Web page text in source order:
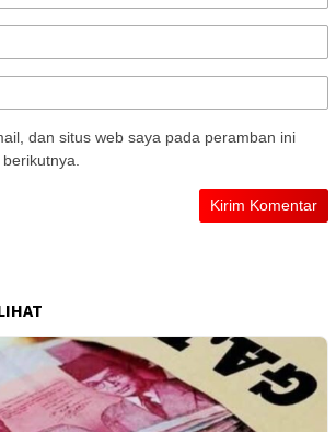
dan situs web saya pada peramban ini